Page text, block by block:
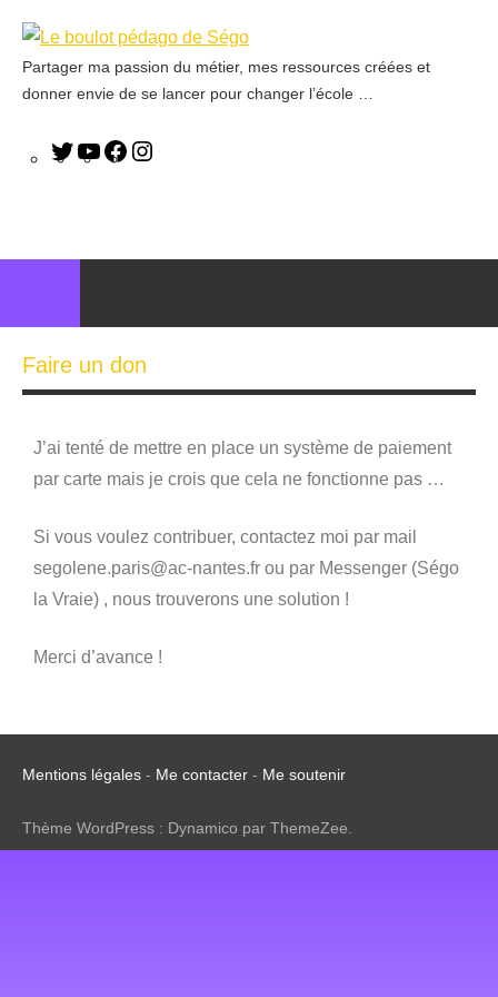
Le
boulot
Partager ma passion du métier, mes ressources créées et
donner envie de se lancer pour changer l’école …
Faire un don
J’ai tenté de mettre en place un système de paiement
par carte mais je crois que cela ne fonctionne pas …
Si vous voulez contribuer, contactez moi par mail
segolene.paris@ac-nantes.fr ou par Messenger (Ségo
la Vraie) , nous trouverons une solution !
Merci d’avance !
Mentions légales - Me contacter - Me soutenir
Thème WordPress : Dynamico par ThemeZee.